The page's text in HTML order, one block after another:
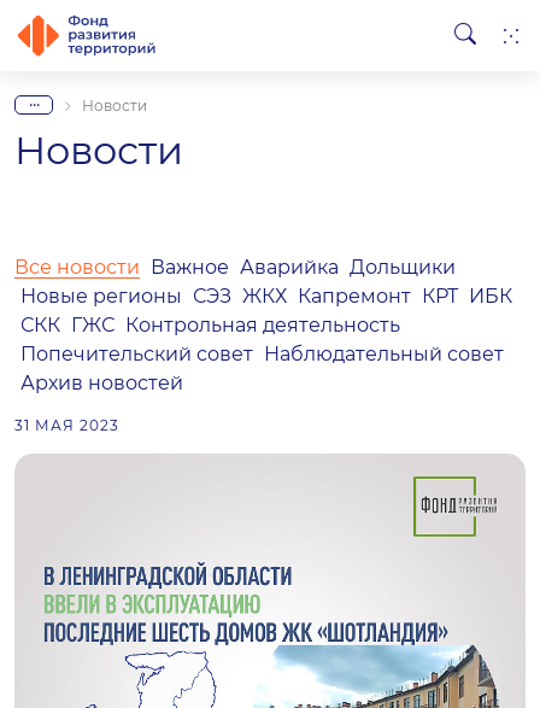
... Новости
Новости
Все новости Важное Аварийка Дольщики
Новые регионы
СЭЗ ЖКХ Капремонт КРТ ИБК
СКК ГЖС Контрольная деятельность
Попечительский совет Наблюдательный совет
Архив новостей
31 МАЯ 2023